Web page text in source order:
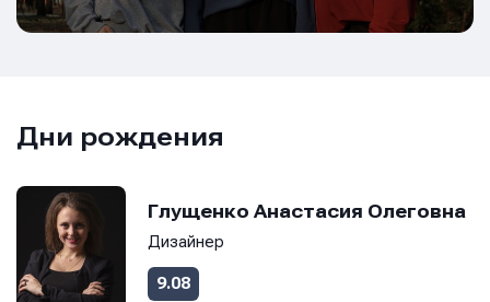
Дни рождения
Глущенко Анастасия Олеговна
Дизайнер
9.08
Имя
Телефон
Имя
Телефон
Имя
E-mail
Телефон